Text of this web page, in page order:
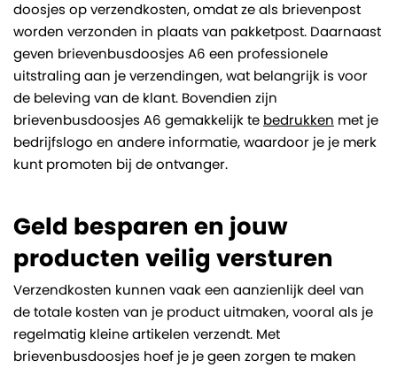
doosjes op verzendkosten, omdat ze als brievenpost
worden verzonden in plaats van pakketpost. Daarnaast
geven brievenbusdoosjes A6 een professionele
uitstraling aan je verzendingen, wat belangrijk is voor
de beleving van de klant. Bovendien zijn
brievenbusdoosjes A6 gemakkelijk te bedrukken met je
bedrijfslogo en andere informatie, waardoor je je merk
kunt promoten bij de ontvanger.
Geld besparen en jouw
producten veilig versturen
Verzendkosten kunnen vaak een aanzienlijk deel van
de totale kosten van je product uitmaken, vooral als je
regelmatig kleine artikelen verzendt. Met
brievenbusdoosjes hoef je je geen zorgen te maken